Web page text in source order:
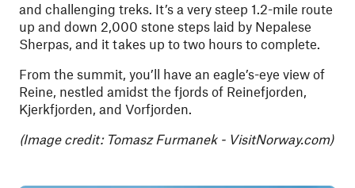
and challenging treks. It’s a very steep 1.2-mile route
up and down 2,000 stone steps laid by Nepalese
Sherpas, and it takes up to two hours to complete.
From the summit, you’ll have an eagle’s-eye view of
Reine, nestled amidst the fjords of Reinefjorden,
Kjerkfjorden, and Vorfjorden.
(Image credit: Tomasz Furmanek - VisitNorway.com)